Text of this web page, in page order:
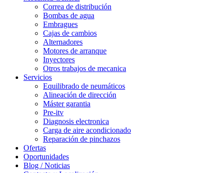
Correa de distribución
Bombas de agua
Embragues
Cajas de cambios
Alternadores
Motores de arranque
Inyectores
Otros trabajos de mecanica
Servicios
Equilibrado de neumáticos
Alineación de dirección
Máster garantia
Pre-itv
Diagnosis electronica
Carga de aire acondicionado
Reparación de pinchazos
Ofertas
Oportunidades
Blog / Noticias